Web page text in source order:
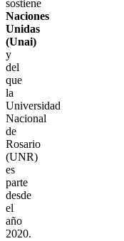
sostiene
Naciones
Unidas
(Unai)
y
del
que
la
Universidad
Nacional
de
Rosario
(UNR)
es
parte
desde
el
año
2020.